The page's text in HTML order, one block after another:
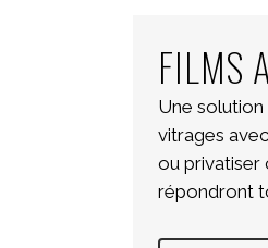
FILMS
Une
vitrages
ou privatiser
répondront